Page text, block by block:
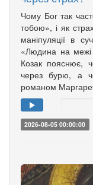
Чому Бог так
тобою», і як
маніпуляції в
«Людина на межі
Козак пояснює,
через бурю, а
романом
2026-08-05 00:00:00